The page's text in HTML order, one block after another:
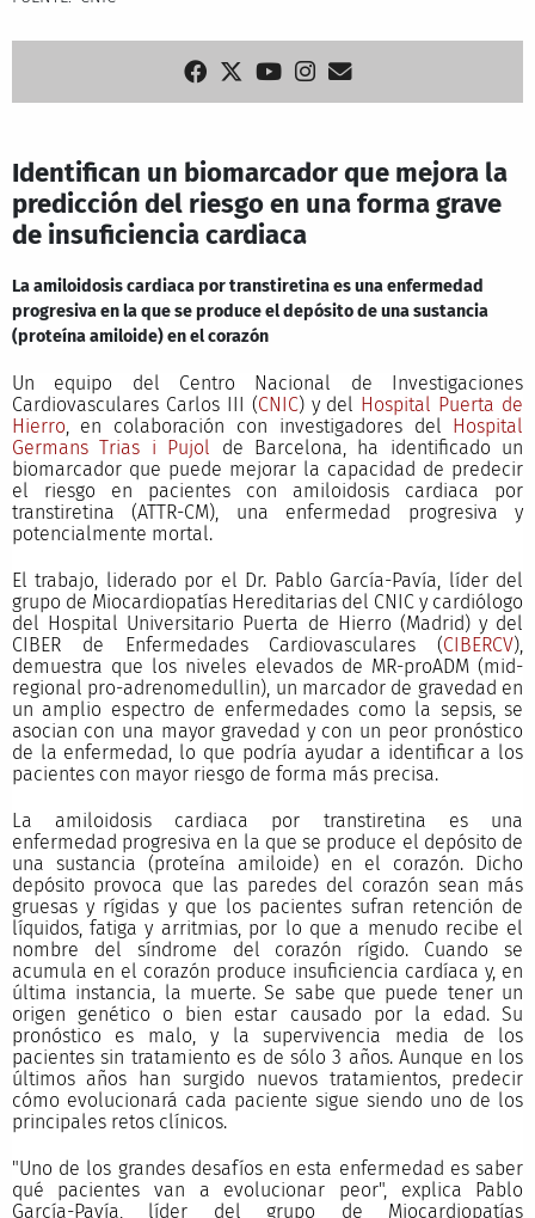
Identifican un biomarcador que mejora la
predicción del riesgo en una forma grave
de insuficiencia cardiaca
La amiloidosis cardiaca por transtiretina es una enfermedad
progresiva en la que se produce el depósito de una sustancia
(proteína amiloide) en el corazón
Un equipo del Centro Nacional de Investigaciones
Cardiovasculares Carlos III (CNIC) y del Hospital Puerta de
Hierro , en colaboración con investigadores del Hospital
Germans Trias i Pujol
de Barcelona, ha identificado un
biomarcador que puede mejorar la capacidad de predecir
el riesgo en pacientes con amiloidosis cardiaca por
transtiretina (ATTR-CM), una enfermedad progresiva y
potencialmente mortal.
El trabajo, liderado por el Dr. Pablo García-Pavía, líder del
grupo de Miocardiopatías Hereditarias del CNIC y cardiólogo
del Hospital Universitario Puerta de Hierro (Madrid) y del
CIBER de Enfermedades Cardiovasculares (CIBERCV),
demuestra que los niveles elevados de MR-proADM (mid-
regional pro-adrenomedullin), un marcador de gravedad en
un amplio espectro de enfermedades como la sepsis, se
asocian con una mayor gravedad y con un peor pronóstico
de la enfermedad, lo que podría ayudar a identificar a los
pacientes con mayor riesgo de forma más precisa.
La amiloidosis cardiaca por transtiretina es una
enfermedad progresiva en la que se produce el depósito de
una sustancia (proteína amiloide) en el corazón. Dicho
depósito provoca que las paredes del corazón sean más
gruesas y rígidas y que los pacientes sufran retención de
líquidos, fatiga y arritmias, por lo que a menudo recibe el
nombre del síndrome del corazón rígido. Cuando se
acumula en el corazón produce insuficiencia cardíaca y, en
última instancia, la muerte. Se sabe que puede tener un
origen genético o bien estar causado por la edad. Su
pronóstico es malo, y la supervivencia media de los
pacientes sin tratamiento es de sólo 3 años. Aunque en los
últimos años han surgido nuevos tratamientos, predecir
cómo evolucionará cada paciente sigue siendo uno de los
principales retos clínicos.
"Uno de los grandes desafíos en esta enfermedad es saber
qué pacientes van a evolucionar peor", explica Pablo
García-Pavía, líder del grupo de Miocardiopatías